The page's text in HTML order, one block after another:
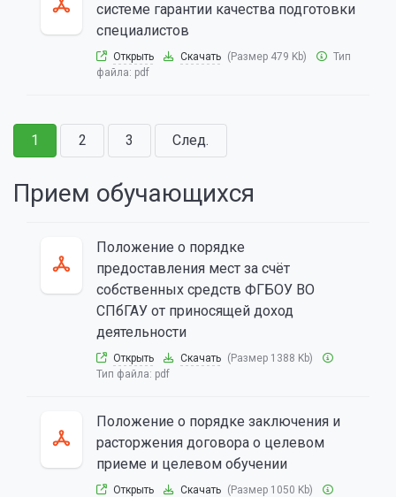
системе гарантии качества подготовки
специалистов
Открыть Скачать (Размер 479 Kb)
Тип
файла: pdf
1 2 3 След.
Прием обучающихся
Положение о порядке
предоставления мест за счёт
собственных средств ФГБОУ ВО
СПбГАУ от приносящей доход
деятельности
Открыть Скачать (Размер 1388 Kb)
Тип файла: pdf
Положение о порядке заключения и
расторжения договора о целевом
приеме и целевом обучении
Открыть Скачать (Размер 1050 Kb)